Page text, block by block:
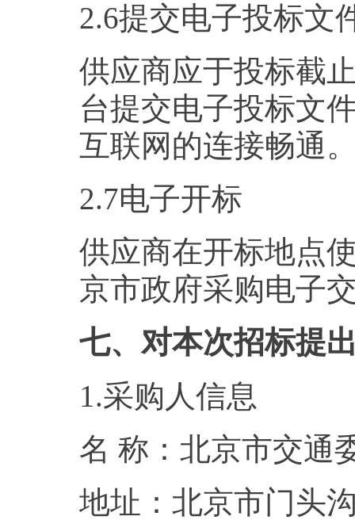
2.6提交电子投标文
供应商应于投标截
台提交电子投标文
互联网的连接畅通
2.7电子开标
供应商在开标地点
京市政府采购电子
七、对本次招标提
1.采购人信息
名 称：北京市
地址：北京市门头